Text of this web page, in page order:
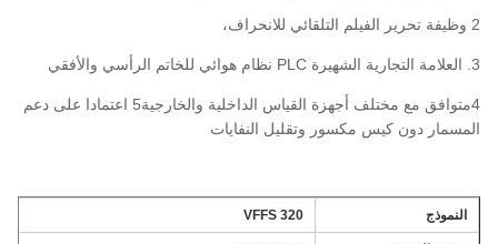
2 وظيفة تحرير الفيلم التلقائي للانحراف،
3. العلامة التجارية الشهيرة PLC نظام هوائي للخاتم الرأسي والأفقي
4متوافق مع مختلف أجهزة القياس الداخلية والخارجية5 اعتمادا على دعم
المسمار دون كيس مكسور وتقليل النفايات
النموذج 320 VFFS